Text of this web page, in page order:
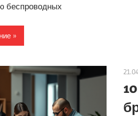
беспроводных